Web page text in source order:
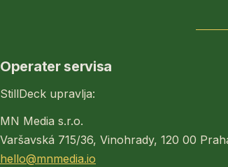
Operater servisa
StillDeck upravlja:
MN Media s.r.o.
Varšavská 715/36, Vinohrady, 120 00
hello@mnmedia.io